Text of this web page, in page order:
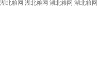
湖北粮网 湖北粮网 湖北粮网 湖北粮网